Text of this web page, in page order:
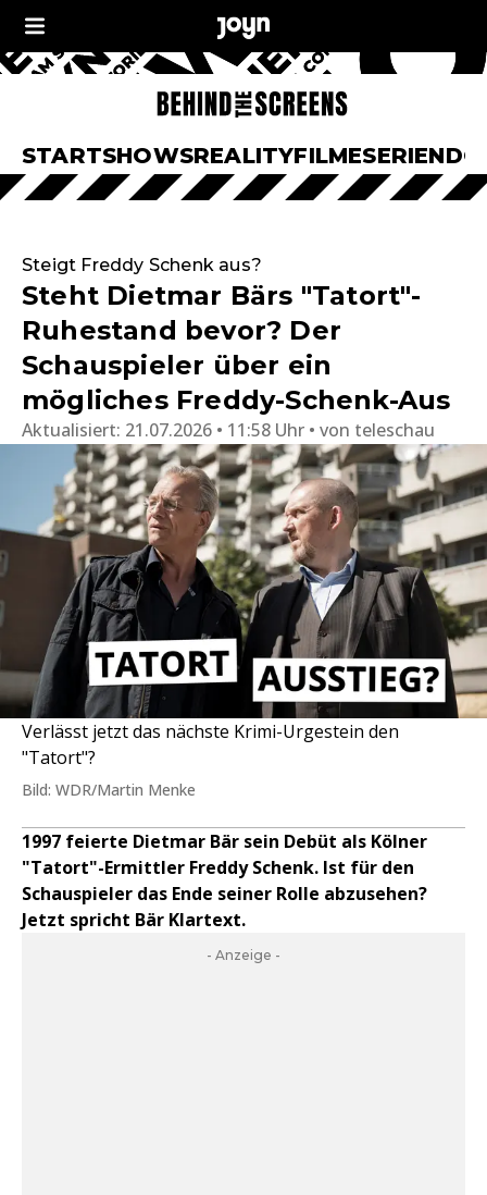
STARTSHOWSREALITYFILMESERIEN
Steigt Freddy Schenk aus?
Steht Dietmar Bärs "Tatort"-
Ruhestand bevor? Der
Schauspieler über ein
mögliches Freddy-Schenk-Aus
Aktualisiert: 21.07.2026 • 11:58 Uhr von teleschau
Verlässt jetzt das nächste Krimi-Urgestein den
"Tatort"?
Bild: WDR/Martin Menke
1997 feierte Dietmar Bär sein Debüt als Kölner
"Tatort"-Ermittler Freddy Schenk. Ist für den
Schauspieler das Ende seiner Rolle abzusehen?
Jetzt spricht Bär Klartext.
- Anzeige -